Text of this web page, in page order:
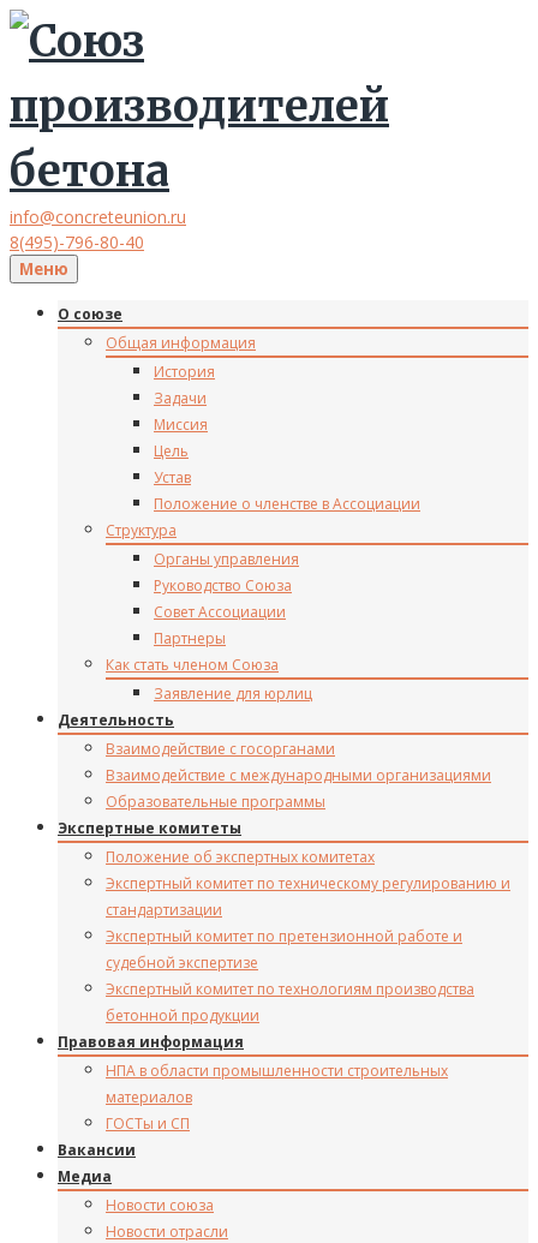
info@concreteunion.ru
8(495)-796-80-40
Меню
О союзе
Общая информация
История
Задачи
Миссия
Цель
Устав
Положение о членстве в Ассоциации
Структура
Органы управления
Руководство Союза
Совет Ассоциации
Партнеры
Как стать членом Союза
Заявление для юрлиц
Деятельность
Взаимодействие с госорганами
Взаимодействие с международными организациями
Образовательные программы
Экспертные комитеты
Положение об экспертных комитетах
Экспертный комитет по техническому регулированию и
стандартизации
Экспертный комитет по претензионной работе и
судебной экспертизе
Экспертный комитет по технологиям производства
бетонной продукции
Правовая информация
НПА в области промышленности строительных
материалов
ГОСТы и СП
Вакансии
Медиа
Новости союза
Новости отрасли